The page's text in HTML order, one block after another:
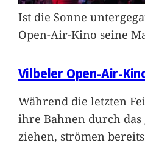
Ist die Sonne
Open-Air-Kino seine
Vilbeler Open-Air-
Während die letzten
ihre Bahnen durch das
ziehen, strömen